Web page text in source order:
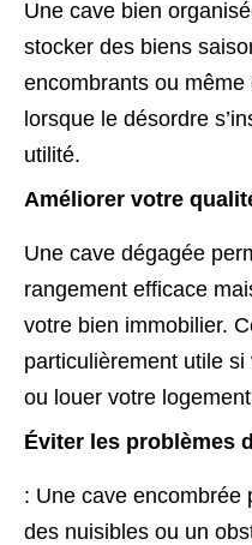
Une cave bien
stocker des biens
encombrants ou
lorsque le désordre
utilité.
Améliorer votre
Une cave dégagée
rangement efficace
votre bien immobilier.
particulièrement utile
ou louer votre
Éviter les problèmes
: Une cave encombrée
des nuisibles ou un